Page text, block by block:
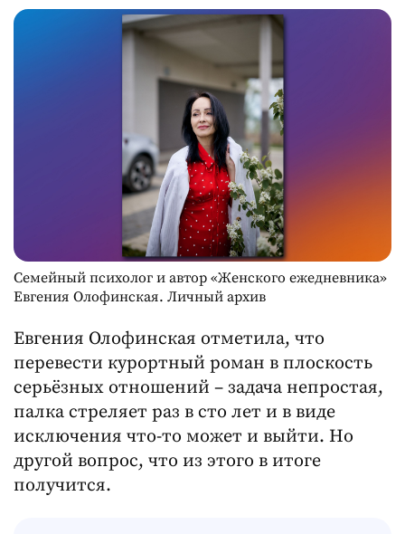
Семейный психолог и автор «Женского ежедневника»
Евгения Олофинская. Личный архив
Евгения Олофинская отметила, что
перевести курортный роман в плоскость
серьёзных отношений – задача непростая,
палка стреляет раз в сто лет и в виде
исключения что-то может и выйти. Но
другой вопрос, что из этого в итоге
получится.